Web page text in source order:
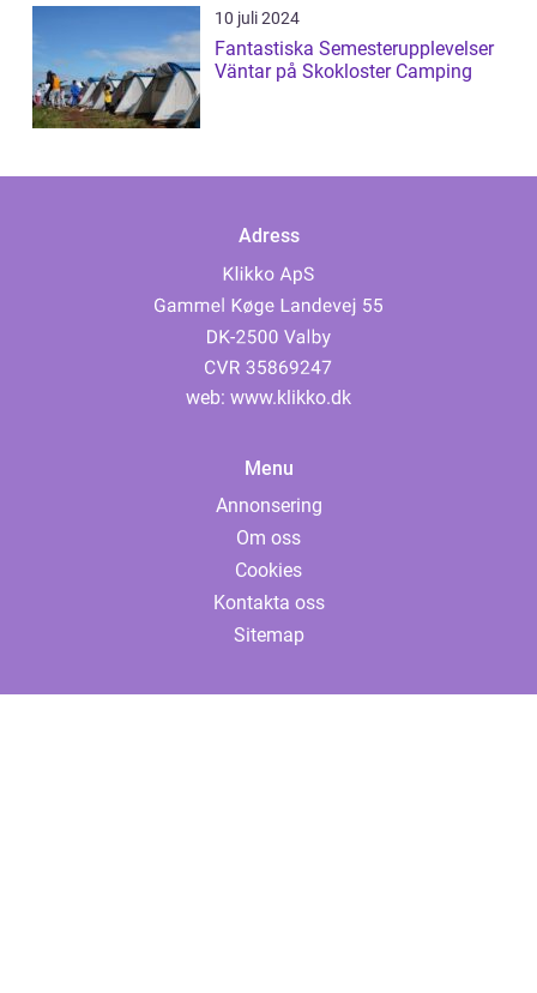
10 juli 2024
Fantastiska Semesterupplevelser
Väntar på Skokloster Camping
Adress
web: www.klikko.dk
Menu
Annonsering
Om oss
Cookies
Kontakta oss
Sitemap